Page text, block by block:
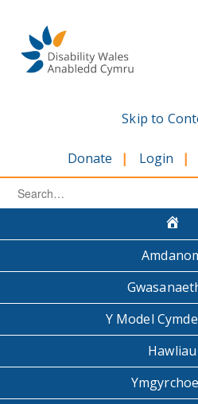
content
Skip to
Donate Login
Search
Y Model
Hawliau